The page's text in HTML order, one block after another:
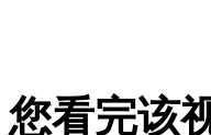
中方撤船为降温 菲
您看完该